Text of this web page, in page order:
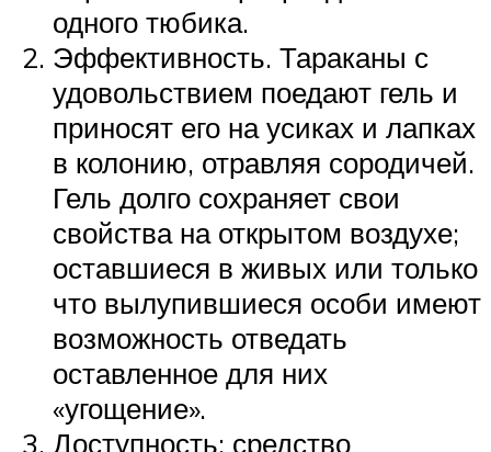
одного тюбика.
Эффективность. Тараканы с
удовольствием поедают гель и
приносят его на усиках и лапках
в колонию, отравляя сородичей.
Гель долго сохраняет свои
свойства на открытом воздухе;
оставшиеся в живых или только
что вылупившиеся особи имеют
возможность отведать
оставленное для них
«угощение».
Доступность: средство